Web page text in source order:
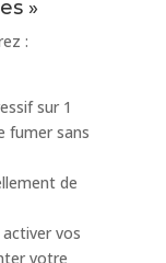
»
:
sur 1
fumer sans
de
vos
votre